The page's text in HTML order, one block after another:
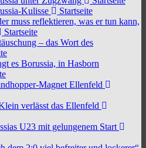
Kulisse
Startseite
muss reflektieren, was er tun kann,
Startseite
– das Wort des
es Borussia, in Hasborn
Magnet Ellenfeld
verlässt das Ellenfeld
U23 mit gelungenem Start